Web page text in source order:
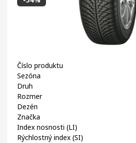
Číslo produktu
Sezóna
Druh
Rozmer
Dezén
Značka
Index nosnosti (LI)
Rýchlostný index (SI)